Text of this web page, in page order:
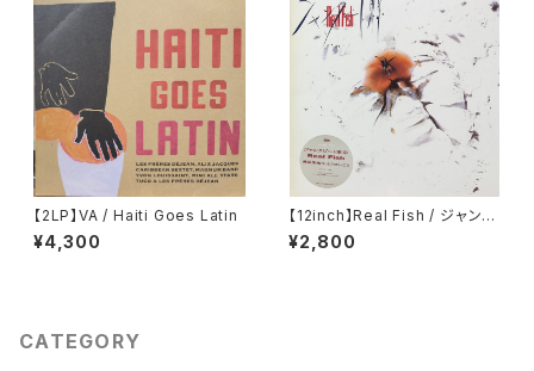
【2LP】VA / Haiti Goes Latin
¥4,300
【12inch】Real Fish / ジャンク
ビート東京
¥2,800
CATEGORY